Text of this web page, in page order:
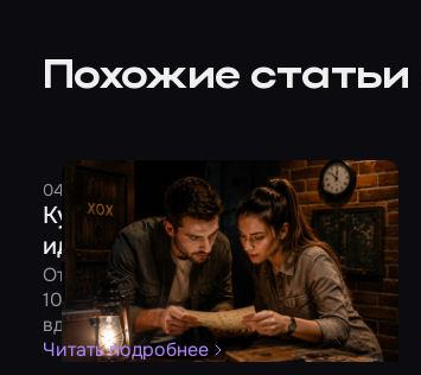
Похожие статьи
04 августа 20267 минут Смельчак
Куда сходить на свидание: 10
идей для двоих
От квеста до романтического ужина –
10 идей для незабываемого вечера
вдвоем
Читать подробнее